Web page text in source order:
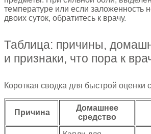
температуре или если заложенность
двоих суток, обратитесь к врачу.
Таблица: причины,
и признаки, что пора к
Короткая сводка для быстрой оценки
Причина
Домашнее
средство